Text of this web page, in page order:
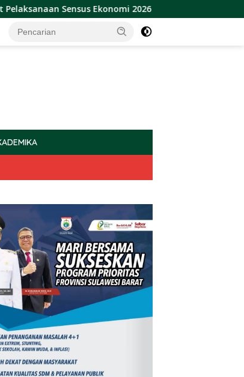
Sensus Ekonomi 2026 Sulbar Raih